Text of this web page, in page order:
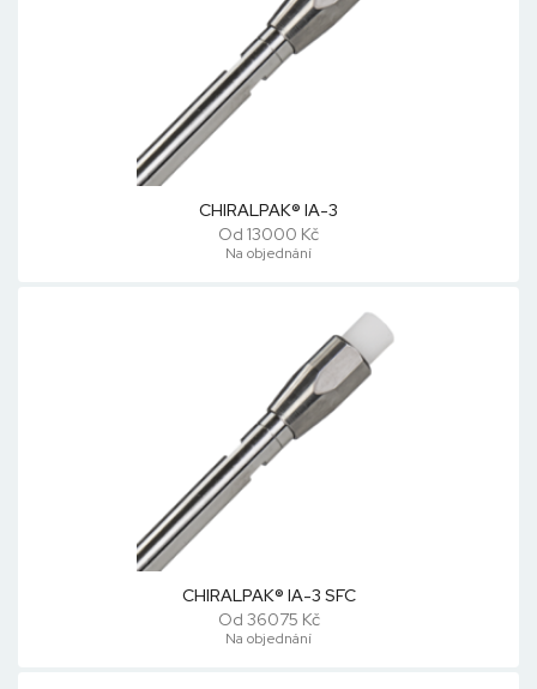
CHIRALPAK® IA-3
Od 13000 Kč
Na objednání
CHIRALPAK® IA-3 SFC
Od 36075 Kč
Na objednání